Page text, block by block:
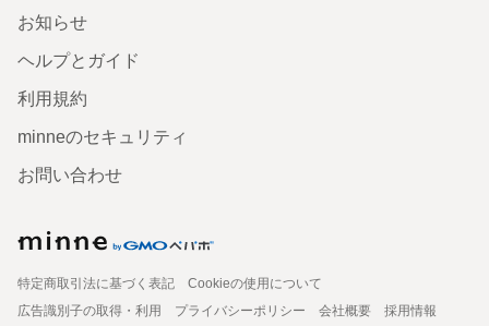
お知らせ
ヘルプとガイド
利用規約
minneのセキュリティ
お問い合わせ
特定商取引法に基づく表記
Cookieの使用について
広告識別子の取得・利用
プライバシーポリシー 会社概要
採用情報